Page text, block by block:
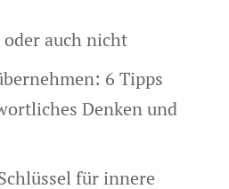
auch nicht
6 Tipps
Denken und
für innere